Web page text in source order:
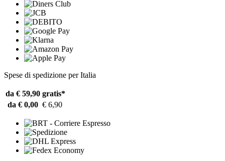
Spese di spedizione per Italia
da € 59,90 gratis*
da € 0,00 € 6,90